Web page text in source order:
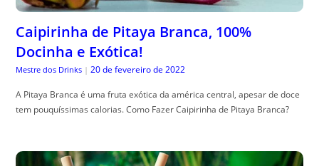
Caipirinha de Pitaya Branca, 100%
Docinha e Exótica!
Mestre dos Drinks | 20 de fevereiro de 2022
A Pitaya Branca é uma fruta exótica da américa central, apesar de doce
tem pouquíssimas calorias. Como Fazer Caipirinha de Pitaya Branca?